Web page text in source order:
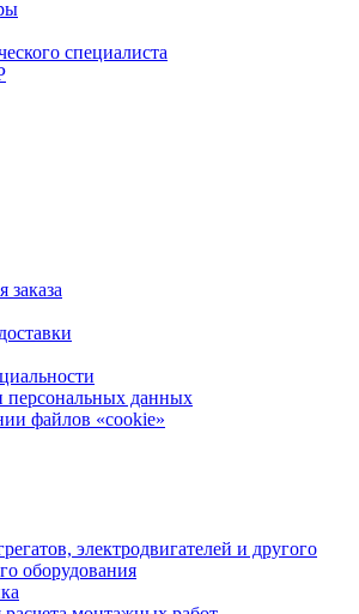
специалиста
персональных данных
файлов «cookie»
электродвигателей и другого
оборудования